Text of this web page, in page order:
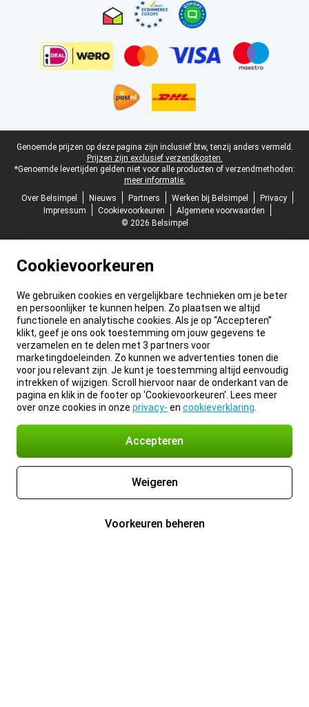
Juridische voettekst
Genoemde prijzen op deze pagina zijn inclusief btw, tenzij anders vermeld.
Prijzen zijn exclusief verzendkosten.
*Genoemde levertijden gelden niet voor alle producten of verzendmethoden:
meer informatie.
Over Belsimpel
Nieuws Partners Werken bij Belsimpel
Privacy
Impressum
Cookievoorkeuren
Algemene voorwaarden
© 2026 Belsimpel
Cookievoorkeuren
We gebruiken cookies en vergelijkbare technieken om je beter
en persoonlijker te kunnen helpen. Zo plaatsen we altijd
functionele en analytische cookies. Als je op “Accepteren”
klikt, geef je ons ook toestemming om jouw gegevens te
verzamelen en te delen met 3 partners voor
marketingdoeleinden. Zo kunnen we advertenties tonen die
voor jou relevant zijn. Je kunt je toestemming altijd eenvoudig
intrekken of wijzigen. Scroll hiervoor naar de onderkant van de
pagina en klik in de footer op 'Cookievoorkeuren'. Lees meer
over onze cookies in onze privacy- en cookieverklaring
Accepteren
Weigeren
Voorkeuren beheren